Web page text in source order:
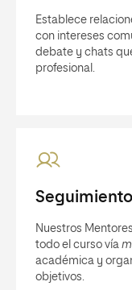
Establece
con intereses
debate y chats
profesional.
Nuestros
todo el curso vía
académica y
objetivos.